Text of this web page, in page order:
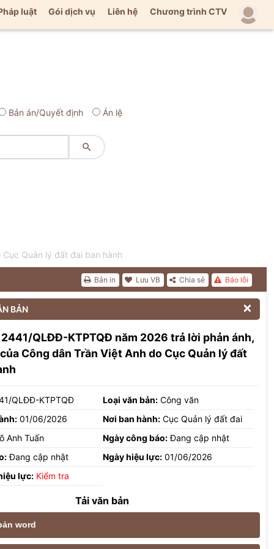
luật Gói dịch vụ Liên hệ Chương trình CTV
Bản án/Quyết định Án lệ

Quản lý đất đai ban hành
Báo lỗi
Chia sẻ
Lưu VB
Bản in
BẢN 
2441/QLĐĐ-KTPTQĐ năm 2026 trả lời phản ánh,
Công dân Trần Việt Anh do Cục Quản lý đất
QLĐĐ-KTPTQĐ Loại văn bản: Công văn
01/06/2026 Nơi ban hành: Cục Quản lý đất đai
Anh Tuấn Ngày công báo:Đang cập nhật
Đang cập nhật Ngày hiệu lực: 01/06/2026
lực: Kiểm tra
Tải văn bản
word